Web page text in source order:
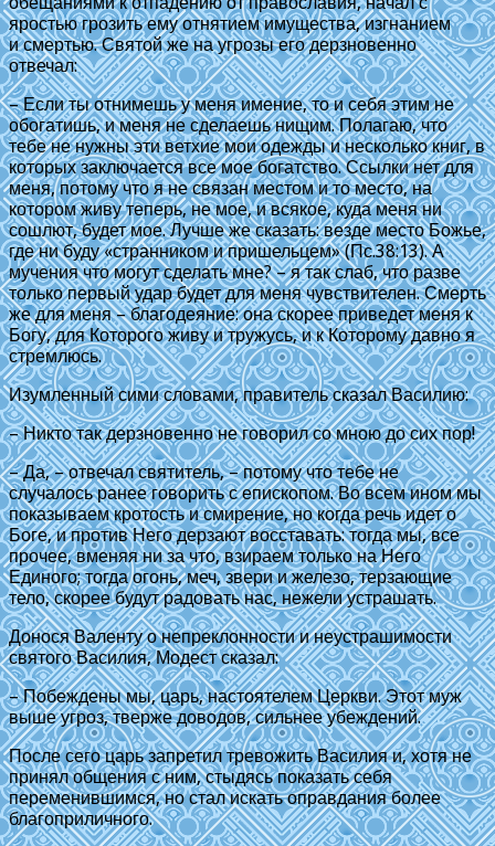
яростью грозить ему отнятием имущества, изгнанием
и смертью. Святой же на угрозы его дерзновенно
отвечал:
– Если ты отнимешь у меня имение, то и себя этим не
обогатишь, и меня не сделаешь нищим. Полагаю, что
тебе не нужны эти ветхие мои одежды и несколько книг, в
которых заключается все мое богатство. Ссылки нет для
меня, потому что я не связан местом и то место, на
котором живу теперь, не мое, и всякое, куда меня ни
сошлют, будет мое. Лучше же сказать: везде место Божье,
где ни буду«странником и пришельцем»(Пс.38:13). А
мучения что могут сделать мне? – я так слаб, что разве
только первый удар будет для меня чувствителен. Смерть
же для меня – благодеяние: она скорее приведет меня к
Богу, для Которого живу и тружусь, и к Которому давно я
стремлюсь.
Изумленный сими словами, правитель сказал Василию:
– Никто так дерзновенно не говорил со мною до сих пор!
– Да, – отвечал святитель, – потому что тебе не
случалось ранее говорить с епископом. Во всем ином мы
показываем кротость и смирение, но когда речь идет о
Боге, и против Него дерзают восставать: тогда мы, все
прочее, вменяя ни за что, взираем только на Него
Единого; тогда огонь, меч, звери и железо, терзающие
тело, скорее будут радовать нас, нежели устрашать.
Донося Валенту о непреклонности и неустрашимости
святого Василия, Модест сказал:
– Побеждены мы, царь, настоятелем Церкви. Этот муж
выше угроз, тверже доводов, сильнее убеждений.
После сего царь запретил тревожить Василия и, хотя не
принял общения с ним, стыдясь показать себя
переменившимся, но стал искать оправдания более
благоприличного.